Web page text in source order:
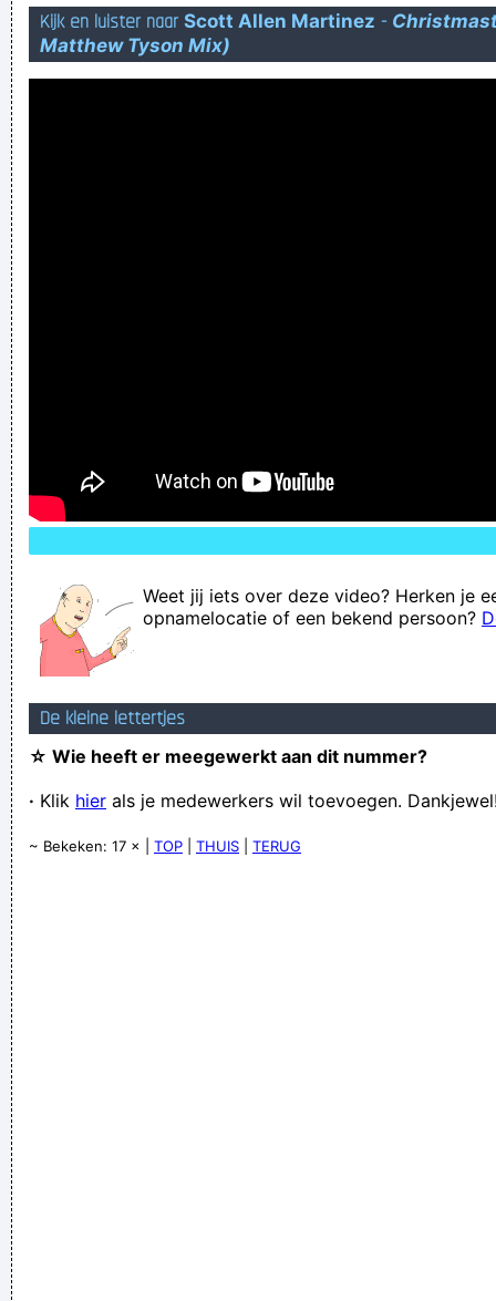
niks!
Verknoei je tijd op een nuttige manier!
Kijk en luister naar Scott Allen Martinez -
Matthew Tyson Mix)
Weet jij iets over deze video? Herken je
opnamelocatie of een bekend persoon?
De kleine lettertjes
☆ Wie heeft er meegewerkt aan dit nummer?
· Klik hier als je medewerkers wil toevoegen.
~ Bekeken: 17 × | TOP THUIS TERUG